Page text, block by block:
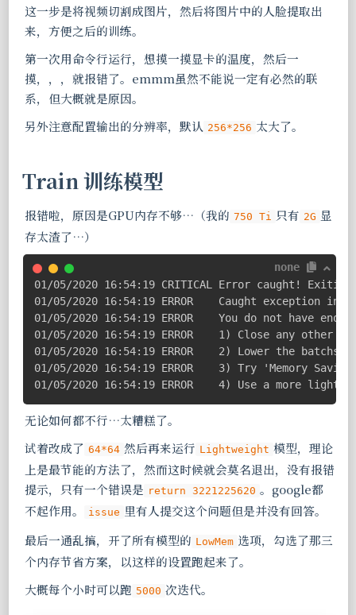
这一步是将视频切割成图片，然后将图片中的人脸提取出
来，方便之后的训练。
第一次用命令行运行，想摸一摸显卡的温度，然后一
摸，，，就报错了。emmm虽然不能说一定有必然的联
系，但大概就是原因。
另外注意配置输出的分辨率，默认 256*256 太大了。
Train 训练模型
报错啦，原因是GPU内存不够…（我的 750 Ti 只有 2G 显
存太渣了…）
none
01/05/2020 16:54:19 CRITICAL Error caught!
01/05/2020 16:54:19 ERROR    Caught exception
01/05/2020 16:54:19 ERROR    You do not have
01/05/2020 16:54:19 ERROR    1) Close any
01/05/2020 16:54:19 ERROR    2) Lower the
01/05/2020 16:54:19 ERROR    3) Try 'Memory
01/05/2020 16:54:19 ERROR    4) Use a more
无论如何都不行…太糟糕了。
试着改成了 64*64 然后再来运行 Lightweight 模型，理论
上是最节能的方法了，然而这时候就会莫名退出，没有报错
提示，只有一个错误是 return 3221225620 。google都
不起作用。
issue 里有人提交这个问题但是并没有回答。
最后一通乱搞，开了所有模型的 LowMem 选项，勾选了那三
个内存节省方案，以这样的设置跑起来了。
大概每个小时可以跑 5000 次迭代。